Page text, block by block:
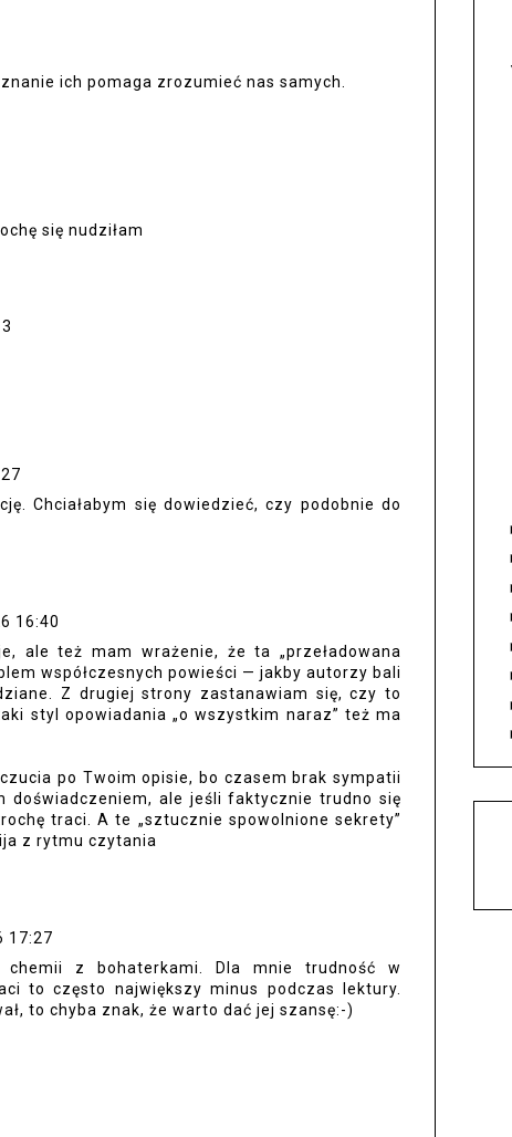
ich pomaga zrozumieć nas samych.
się nudziłam
Chciałabym się dowiedzieć, czy podobnie do
16:40
ale też mam wrażenie, że ta „przeładowana
współczesnych powieści — jakby autorzy bali
Z drugiej strony zastanawiam się, czy to
styl opowiadania „o wszystkim naraz” też ma
po Twoim opisie, bo czasem brak sympatii
doświadczeniem, ale jeśli faktycznie trudno się
traci. A te „sztucznie spowolnione sekrety”
z rytmu czytania
17:27
z bohaterkami. Dla mnie trudność w
to często największy minus podczas lektury.
to chyba znak, że warto dać jej szansę:-)